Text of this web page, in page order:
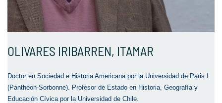
OLIVARES IRIBARREN, ITAMAR
Doctor en Sociedad e Historia Americana por la Universidad de Paris I
(Panthéon-Sorbonne). Profesor de Estado en Historia, Geografía y
Educación Cívica por la Universidad de Chile.